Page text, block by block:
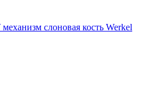
слоновая кость Werkel